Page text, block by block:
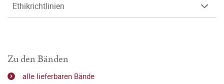
Ethikrichtlinien
Zu den Bänden
alle lieferbaren Bände